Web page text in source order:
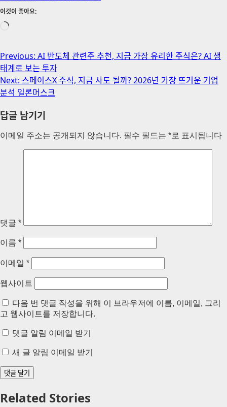
이것이 좋아요:
로
Post
navigation
Previous: AI 반도체 관련주 추천, 지금 가장 유리한 주식은? AI 생
태계로 보는 투자
Next: 스페이스X 주식, 지금 사도 될까? 2026년 가장 뜨거운 기업
분석 일론머스크
답글 남기기
이메일 주소는 공개되지 않습니다. 필수 필드는 *로 표시됩니다
댓글 *
이름 *
이메일 *
웹사이트
다음 번 댓글 작성을 위해 이 브라우저에 이름, 이메일, 그리
고 웹사이트를 저장합니다.
댓글 알림 이메일 받기
새 글 알림 이메일 받기
Related Stories